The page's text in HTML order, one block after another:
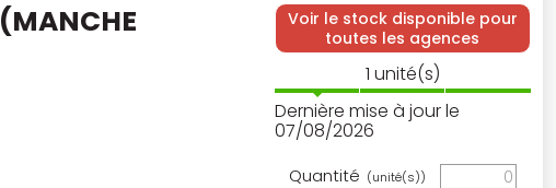
(MANCHE
Voir le stock disponible pour
toutes les agences
1 unité(s)
Dernière mise à jour le
07/08/2026
Quantité (unité(s))